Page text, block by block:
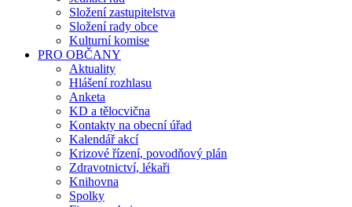
Složení zastupitelstva
Složení rady obce
Kulturní komise
PRO OBČANY
Aktuality
Hlášení rozhlasu
Anketa
KD a tělocvična
Kontakty na obecní úřad
Kalendář akcí
Krizové řízení, povodňový plán
Zdravotnictví, lékaři
Knihovna
Spolky